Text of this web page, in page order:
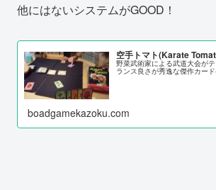
他にはないシステムがGOOD！
空手トマト(Karate
野菜武術家による武道大会が
ランス良さが秀逸な傑作カード
boadgamekazoku.com